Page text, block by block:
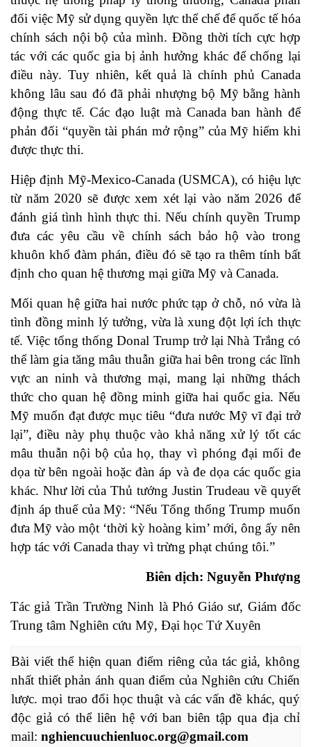
đối việc Mỹ sử dụng quyền lực thể chế để quốc tế hóa
chính sách nội bộ của mình. Đồng thời tích cực hợp
tác với các quốc gia bị ảnh hưởng khác để chống lại
điều này. Tuy nhiên, kết quả là chính phủ Canada
không lâu sau đó đã phải nhượng bộ Mỹ bằng hành
động thực tế. Các đạo luật mà Canada ban hành để
phản đối “quyền tài phán mở rộng” của Mỹ hiếm khi
được thực thi.
Hiệp định Mỹ-Mexico-Canada (USMCA), có hiệu lực
từ năm 2020 sẽ được xem xét lại vào năm 2026 để
đánh giá tình hình thực thi. Nếu chính quyền Trump
đưa các yêu cầu về chính sách bảo hộ vào trong
khuôn khổ đàm phán, điều đó sẽ tạo ra thêm tính bất
định cho quan hệ thương mại giữa Mỹ và Canada.
Mối quan hệ giữa hai nước phức tạp ở chỗ, nó vừa là
tình đồng minh lý tưởng, vừa là xung đột lợi ích thực
tế. Việc tổng thống Donal Trump trở lại Nhà Trắng có
thể làm gia tăng mâu thuẫn giữa hai bên trong các lĩnh
vực an ninh và thương mại, mang lại những thách
thức cho quan hệ đồng minh giữa hai quốc gia. Nếu
Mỹ muốn đạt được mục tiêu “đưa nước Mỹ vĩ đại trở
lại”, điều này phụ thuộc vào khả năng xử lý tốt các
mâu thuẫn nội bộ của họ, thay vì phóng đại mối đe
dọa từ bên ngoài hoặc đàn áp và đe dọa các quốc gia
khác. Như lời của Thủ tướng Justin Trudeau về quyết
định áp thuế của Mỹ: “Nếu Tổng thống Trump muốn
đưa Mỹ vào một ‘thời kỳ hoàng kim’ mới, ông ấy nên
hợp tác với Canada thay vì trừng phạt chúng tôi.”
Biên dịch: Nguyễn Phượng
Tác giả Trần Trường Ninh là Phó Giáo sư, Giám đốc
Trung tâm Nghiên cứu Mỹ, Đại học Tứ Xuyên
Bài viết thể hiện quan điểm riêng của tác giả, không
nhất thiết phản ánh quan điểm của Nghiên cứu Chiến
lược. mọi trao đổi học thuật và các vấn đề khác, quý
độc giả có thể liên hệ với ban biên tập qua địa chỉ
mail: nghiencuuchienluoc.org@gmail.com